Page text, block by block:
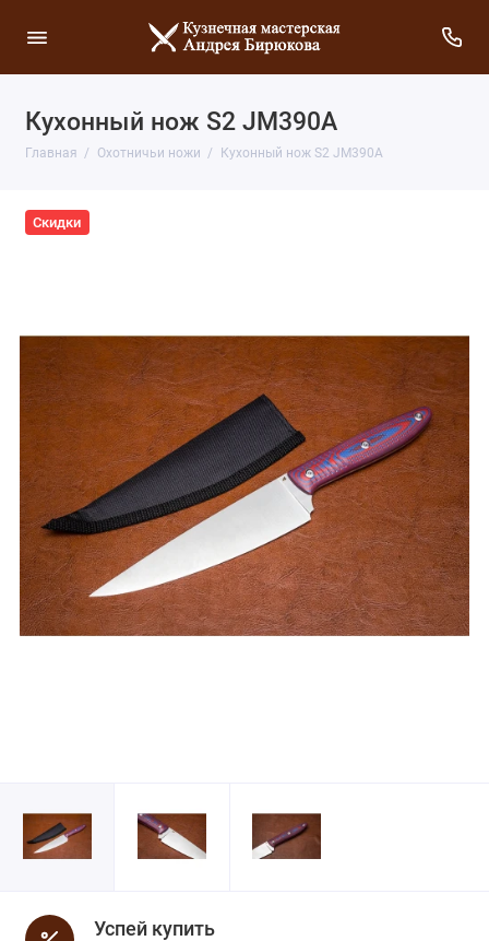
Кухонный нож S2 JM390A
Главная Охотничьи ножи Кухонный нож S2 JM390A
Скидки
Успей купить